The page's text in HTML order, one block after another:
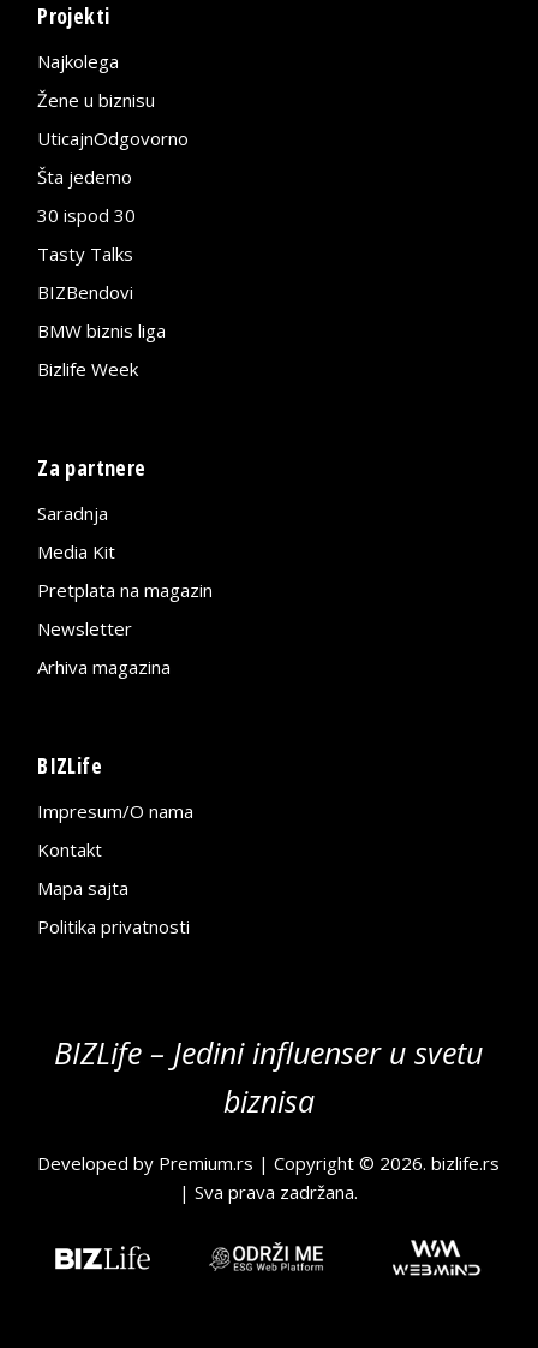
Projekti
Najkolega
Žene u biznisu
UticajnOdgovorno
Šta jedemo
30 ispod 30
Tasty Talks
BIZBendovi
BMW biznis liga
Bizlife Week
Za partnere
Saradnja
Media Kit
Pretplata na magazin
Newsletter
Arhiva magazina
BIZLife
Impresum/O nama
Kontakt
Mapa sajta
Politika privatnosti
BIZLife – Jedini influenser u svetu
biznisa
Developed by Premium.rs | Copyright © 2026.bizlife.rs
| Sva prava zadržana.